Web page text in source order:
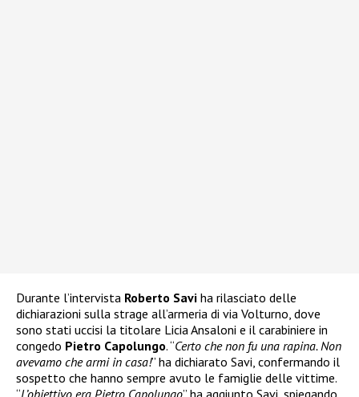
Durante l’intervista Roberto Savi ha rilasciato delle
dichiarazioni sulla strage all’armeria di via Volturno, dove
sono stati uccisi la titolare Licia Ansaloni e il carabiniere in
congedo Pietro Capolungo. “Certo che non fu una rapina. Non
avevamo che armi in casa!” ha dichiarato Savi, confermando il
sospetto che hanno sempre avuto le famiglie delle vittime.